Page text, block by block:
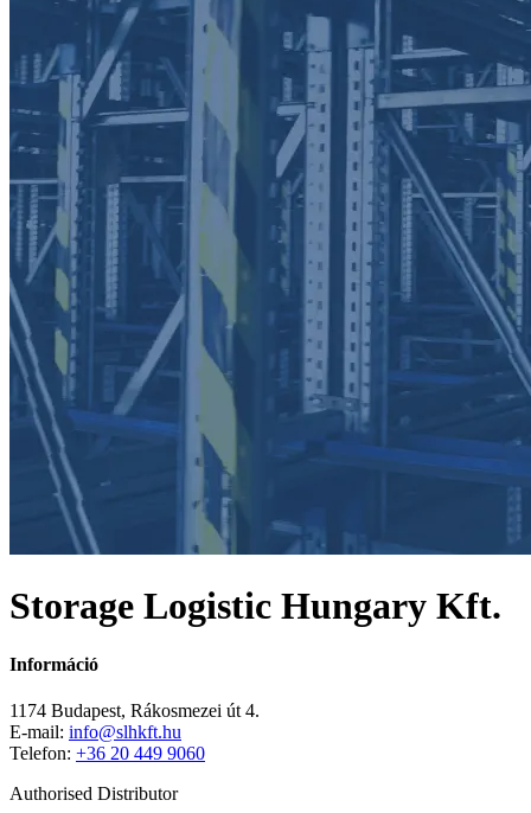
Storage Logistic Hungary Kft.
Információ
1174 Budapest, Rákosmezei út 4.
E-mail: info@slhkft.hu
Telefon: +36 20 449 9060
Authorised Distributor